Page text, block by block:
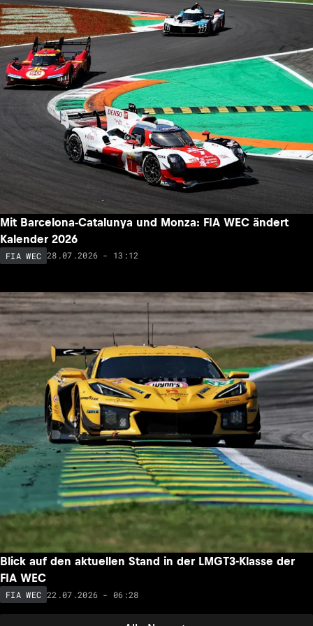
Mit Barcelona-Catalunya und Monza: FIA WEC ändert
Kalender 2026
FIA WEC 28.07.2026 - 13:12
Blick auf den aktuellen Stand in der LMGT3-Klasse der
FIA WEC
FIA WEC 22.07.2026 - 06:28